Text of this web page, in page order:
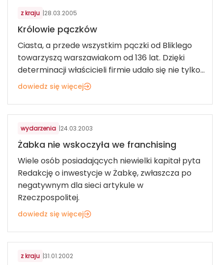
z kraju |28.03.2005
Królowie pączków
Ciasta, a przede wszystkim pączki od Bliklego
towarzyszą warszawiakom od 136 lat. Dzięki
determinacji właścicieli firmie udało się nie tylko...
dowiedz się więcej
ART. SPOŻYWCZE I FMCG
wydarzenia |24.03.2003
Żabka nie wskoczyła we franchising
Wiele osób posiadających niewielki kapitał pyta
Redakcję o inwestycje w Żabkę, zwłaszcza po
negatywnym dla sieci artykule w
Rzeczpospolitej.
dowiedz się więcej
ART. SPOŻYWCZE I FMCG
z kraju |31.01.2002